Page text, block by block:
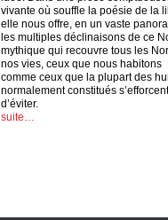
vivante où souffle la poésie de la
elle nous offre, en un vaste
les multiples déclinaisons de ce
mythique qui recouvre tous les
nos vies, ceux que nous habitons
comme ceux que la plupart des
normalement constitués s’efforcent
d’éviter.
suite…